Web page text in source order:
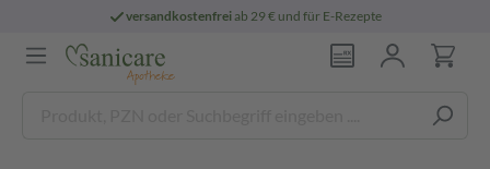
versandkostenfreiab 29 € und für E-Rezepte